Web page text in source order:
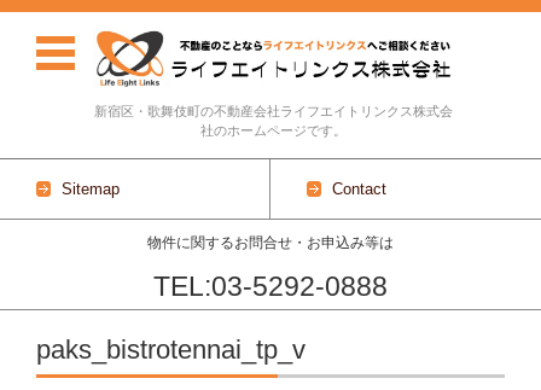
新宿区・歌舞伎町の不動産会社ライフエイトリンクス株式会
社のホームページです。
Sitemap Contact
物件に関するお問合せ・お申込み等は
TEL:03-5292-0888
Skip to content
paks_bistrotennai_tp_v